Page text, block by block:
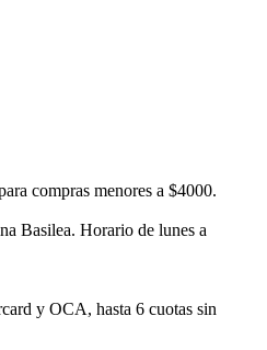
compras menores a $4000.
Basilea. Horario de lunes a
y OCA, hasta 6 cuotas sin